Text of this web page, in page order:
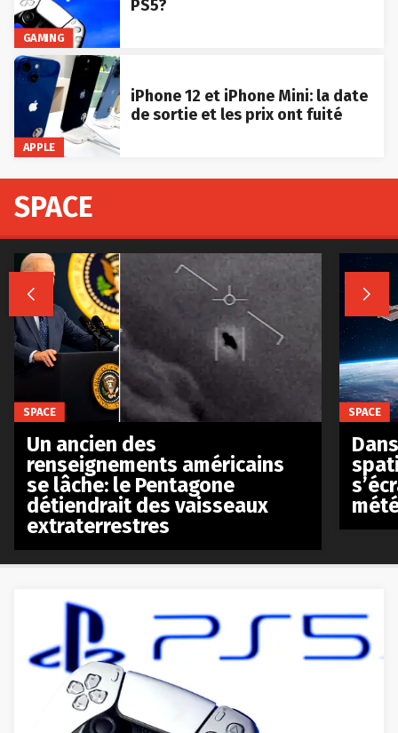
GAMING
PS5?
APPLE
iPhone 12 et iPhone Mini: la date
de sortie et les prix ont fuité
SPACE
 
SPACE
Un ancien des
renseignements américains
se lâche: le Pentagone
détiendrait des vaisseaux
extraterrestres
SPACE